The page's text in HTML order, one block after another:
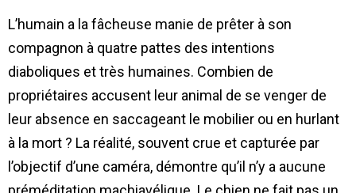
L’humain a la fâcheuse manie de prêter à son
compagnon à quatre pattes des intentions
diaboliques et très humaines. Combien de
propriétaires accusent leur animal de se venger de
leur absence en saccageant le mobilier ou en hurlant
à la mort ? La réalité, souvent crue et capturée par
l’objectif d’une caméra, démontre qu’il n’y a aucune